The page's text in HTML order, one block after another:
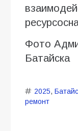
Фото
Батайска
2025,
ремонт